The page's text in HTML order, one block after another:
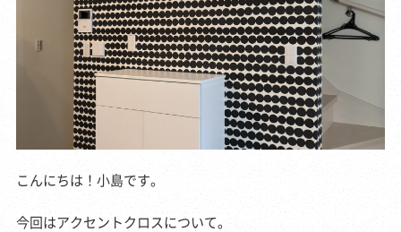
こんにちは！小島です。
今回はアクセントクロスについて。